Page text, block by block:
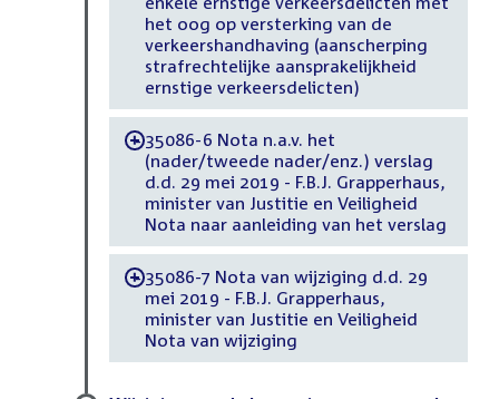
het oog op versterking van de
verkeershandhaving (aanscherping
strafrechtelijke aansprakelijkheid
ernstige verkeersdelicten)
-35086-6 Nota n.a.v. het
(nader/tweede nader/enz.) verslag
d.d. 29 mei 2019 - F.B.J. Grapperhaus,
minister van Justitie en Veiligheid
Nota naar aanleiding van het verslag
-35086-7 Nota van wijziging d.d. 29
mei 2019 - F.B.J. Grapperhaus,
minister van Justitie en Veiligheid
Nota van wijziging